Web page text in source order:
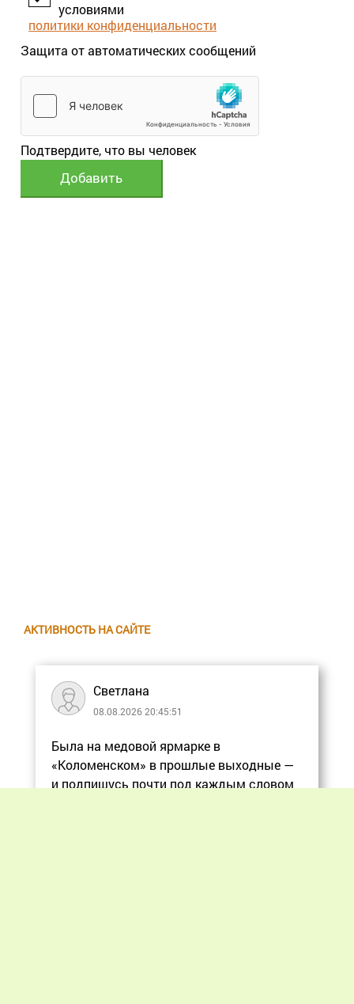
условиями
политики конфиденциальности
Защита от автоматических сообщений
Подтвердите, что вы человек
АКТИВНОСТЬ НА САЙТЕ
Светлана
08.08.2026 20:45:51
Была на медовой ярмарке в
«Коломенском» в прошлые выходные —
и подпишусь почти под каждым словом